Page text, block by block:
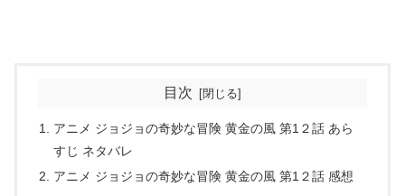
目次
アニメ ジョジョの奇妙な冒険 黄金の風 第1２話 あら
すじ ネタバレ
アニメ ジョジョの奇妙な冒険 黄金の風 第1２話 感想